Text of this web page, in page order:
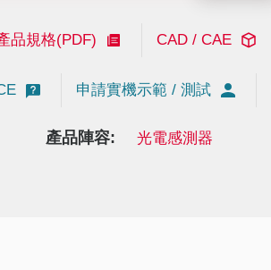
品規格(PDF) CAD / CAE
申請實機示範 / 測試
產品陣容: 光電感測器